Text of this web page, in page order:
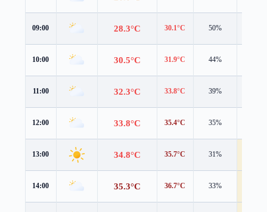
09:00 28.3°C 30.1°C 50%
10:00 30.5°C 31.9°C 44%
11:00 32.3°C 33.8°C 39%
12:00 33.8°C 35.4°C 35%
13:00 34.8°C 35.7°C 31%
14:00 35.3°C 36.7°C 33%